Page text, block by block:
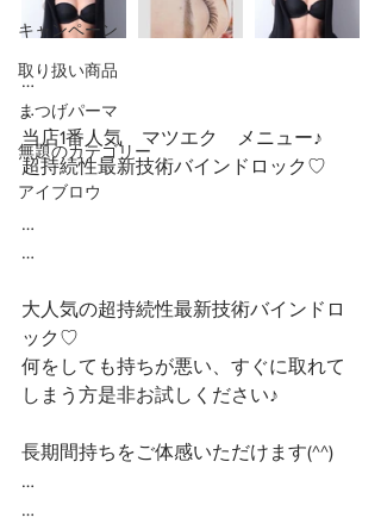
キャンペーン
取り扱い商品
まつげパーマ
無題のカテゴリー
アイブロウ
…
…
当店1番人気　マツエク　メニュー♪
超持続性最新技術バインドロック♡
…
…
大人気の超持続性最新技術バインドロ
ック♡
何をしても持ちが悪い、すぐに取れて
しまう方是非お試しください♪
長期間持ちをご体感いただけます(^^)
…
…